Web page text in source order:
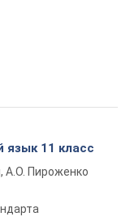
язык 11 класс
А.О. Пироженко